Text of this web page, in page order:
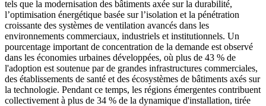
tels que la modernisation des bâtiments axée sur la durabilité,
l’optimisation énergétique basée sur l’isolation et la pénétration
croissante des systèmes de ventilation avancés dans les
environnements commerciaux, industriels et institutionnels. Un
pourcentage important de concentration de la demande est observé
dans les économies urbaines développées, où plus de 43 % de
l'adoption est soutenue par de grandes infrastructures commerciales,
des établissements de santé et des écosystèmes de bâtiments axés sur
la technologie. Pendant ce temps, les régions émergentes contribuent
collectivement à plus de 34 % de la dynamique d'installation, tirée